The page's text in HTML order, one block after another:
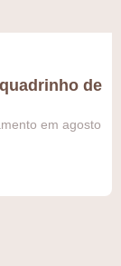
de
em agosto